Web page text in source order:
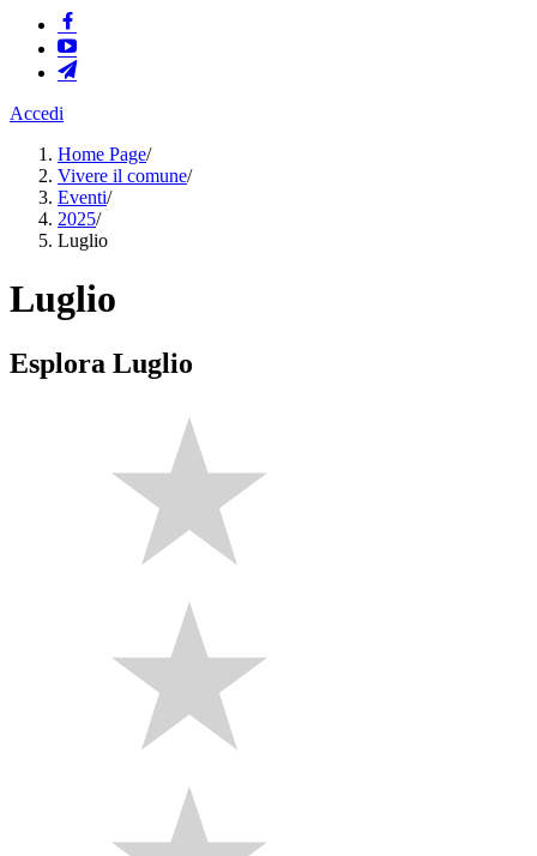
Accedi
Home Page/
Vivere il comune/
Eventi/
2025/
Luglio
Luglio
Esplora Luglio